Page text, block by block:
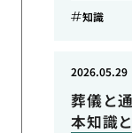
知識
葬儀と
本知識
2026.05.29